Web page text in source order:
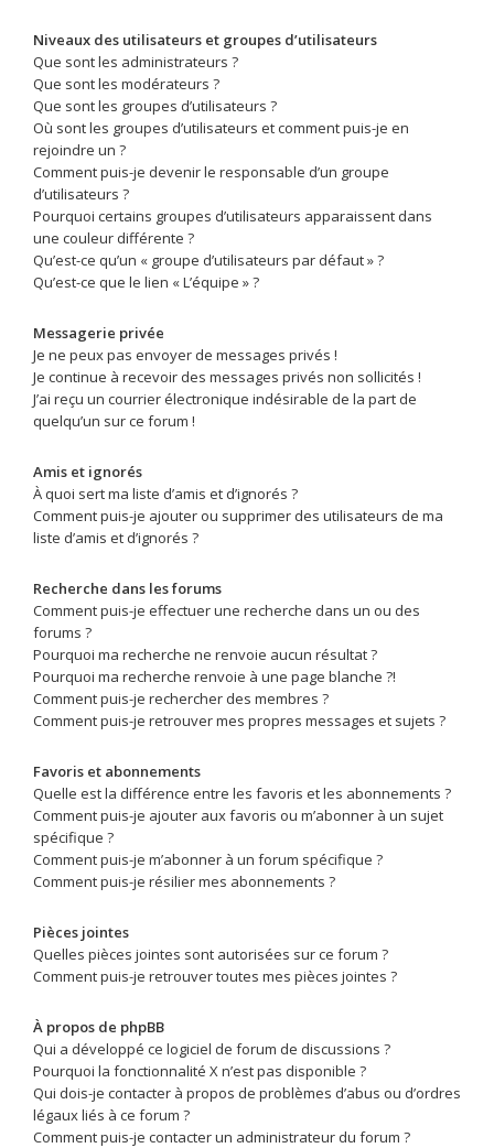
Niveaux des utilisateurs et groupes d’utilisateurs
Que sont les administrateurs ?
Que sont les modérateurs ?
Que sont les groupes d’utilisateurs ?
Où sont les groupes d’utilisateurs et comment puis-je en
rejoindre un ?
Comment puis-je devenir le responsable d’un groupe
d’utilisateurs ?
Pourquoi certains groupes d’utilisateurs apparaissent dans
une couleur différente ?
Qu’est-ce qu’un « groupe d’utilisateurs par défaut » ?
Qu’est-ce que le lien « L’équipe » ?
Messagerie privée
Je ne peux pas envoyer de messages privés !
Je continue à recevoir des messages privés non sollicités !
J’ai reçu un courrier électronique indésirable de la part de
quelqu’un sur ce forum !
Amis et ignorés
À quoi sert ma liste d’amis et d’ignorés ?
Comment puis-je ajouter ou supprimer des utilisateurs de ma
liste d’amis et d’ignorés ?
Recherche dans les forums
Comment puis-je effectuer une recherche dans un ou des
forums ?
Pourquoi ma recherche ne renvoie aucun résultat ?
Pourquoi ma recherche renvoie à une page blanche ?!
Comment puis-je rechercher des membres ?
Comment puis-je retrouver mes propres messages et sujets ?
Favoris et abonnements
Quelle est la différence entre les favoris et les abonnements ?
Comment puis-je ajouter aux favoris ou m’abonner à un sujet
spécifique ?
Comment puis-je m’abonner à un forum spécifique ?
Comment puis-je résilier mes abonnements ?
Pièces jointes
Quelles pièces jointes sont autorisées sur ce forum ?
Comment puis-je retrouver toutes mes pièces jointes ?
À propos de phpBB
Qui a développé ce logiciel de forum de discussions ?
Pourquoi la fonctionnalité X n’est pas disponible ?
Qui dois-je contacter à propos de problèmes d’abus ou d’ordres
légaux liés à ce forum ?
Comment puis-je contacter un administrateur du forum ?